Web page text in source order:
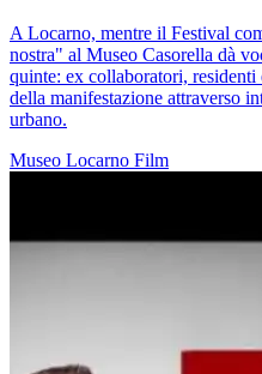
A Locarno, mentre il Festival
nostra" al Museo Casorella dà
quinte: ex collaboratori,
della manifestazione attraverso
urbano.
Museo Locarno Film